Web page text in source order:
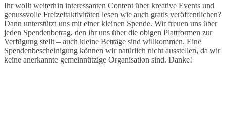
Ihr wollt weiterhin interessanten Content über kreative Events und
genussvolle Freizeitaktivitäten lesen wie auch gratis veröffentlichen?
Dann unterstützt uns mit einer kleinen Spende. Wir freuen uns über
jeden Spendenbetrag, den ihr uns über die obigen Plattformen zur
Verfügung stellt – auch kleine Beträge sind willkommen. Eine
Spendenbescheinigung können wir natürlich nicht ausstellen, da wir
keine anerkannte gemeinnützige Organisation sind. Danke!